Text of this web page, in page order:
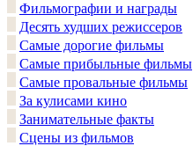
Фильмографии и награды
Десять худших режиссеров
Самые дорогие фильмы
Самые прибыльные фильмы
Самые провальные фильмы
За кулисами кино
Занимательные факты
Сцены из фильмов